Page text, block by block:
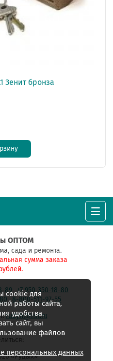
Зенит бронза
ОПТОМ
сада и ремонта.
сумма заказа
89
+7 950-350-18-80
8-800-511-97-55
rudyh@list.ru
«Рудых»
cookie для
работы сайта,
удобства.
сайт, вы
файлов
персональных данных